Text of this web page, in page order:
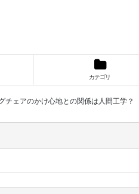
カテゴリ
チェアのかけ心地との関係は人間工学？